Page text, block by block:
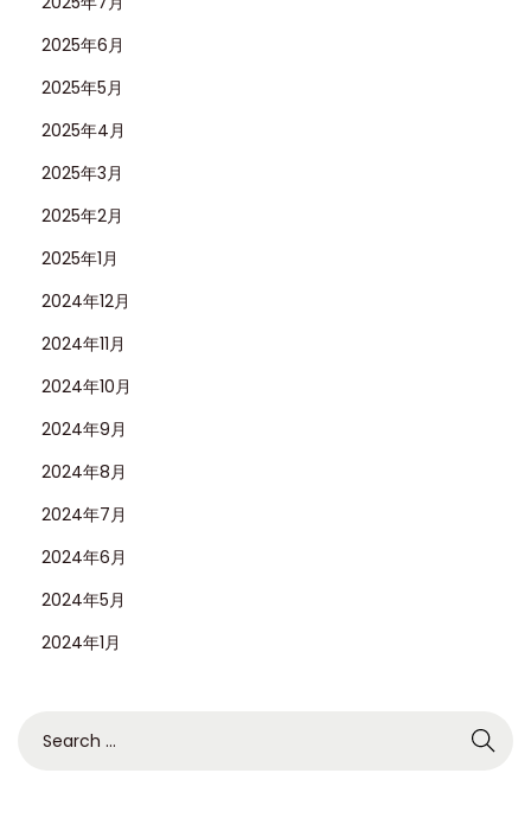
2025年6月
2025年5月
2025年4月
2025年3月
2025年2月
2025年1月
2024年12月
2024年11月
2024年10月
2024年9月
2024年8月
2024年7月
2024年6月
2024年5月
2024年1月